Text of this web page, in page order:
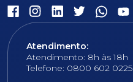
Atendimento:
Atendimento: 8h às 18h
Telefone: 0800 602 0225